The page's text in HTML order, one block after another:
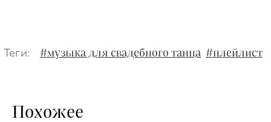
Теги: #музыка для свадебного танца #плейлист
Похожее